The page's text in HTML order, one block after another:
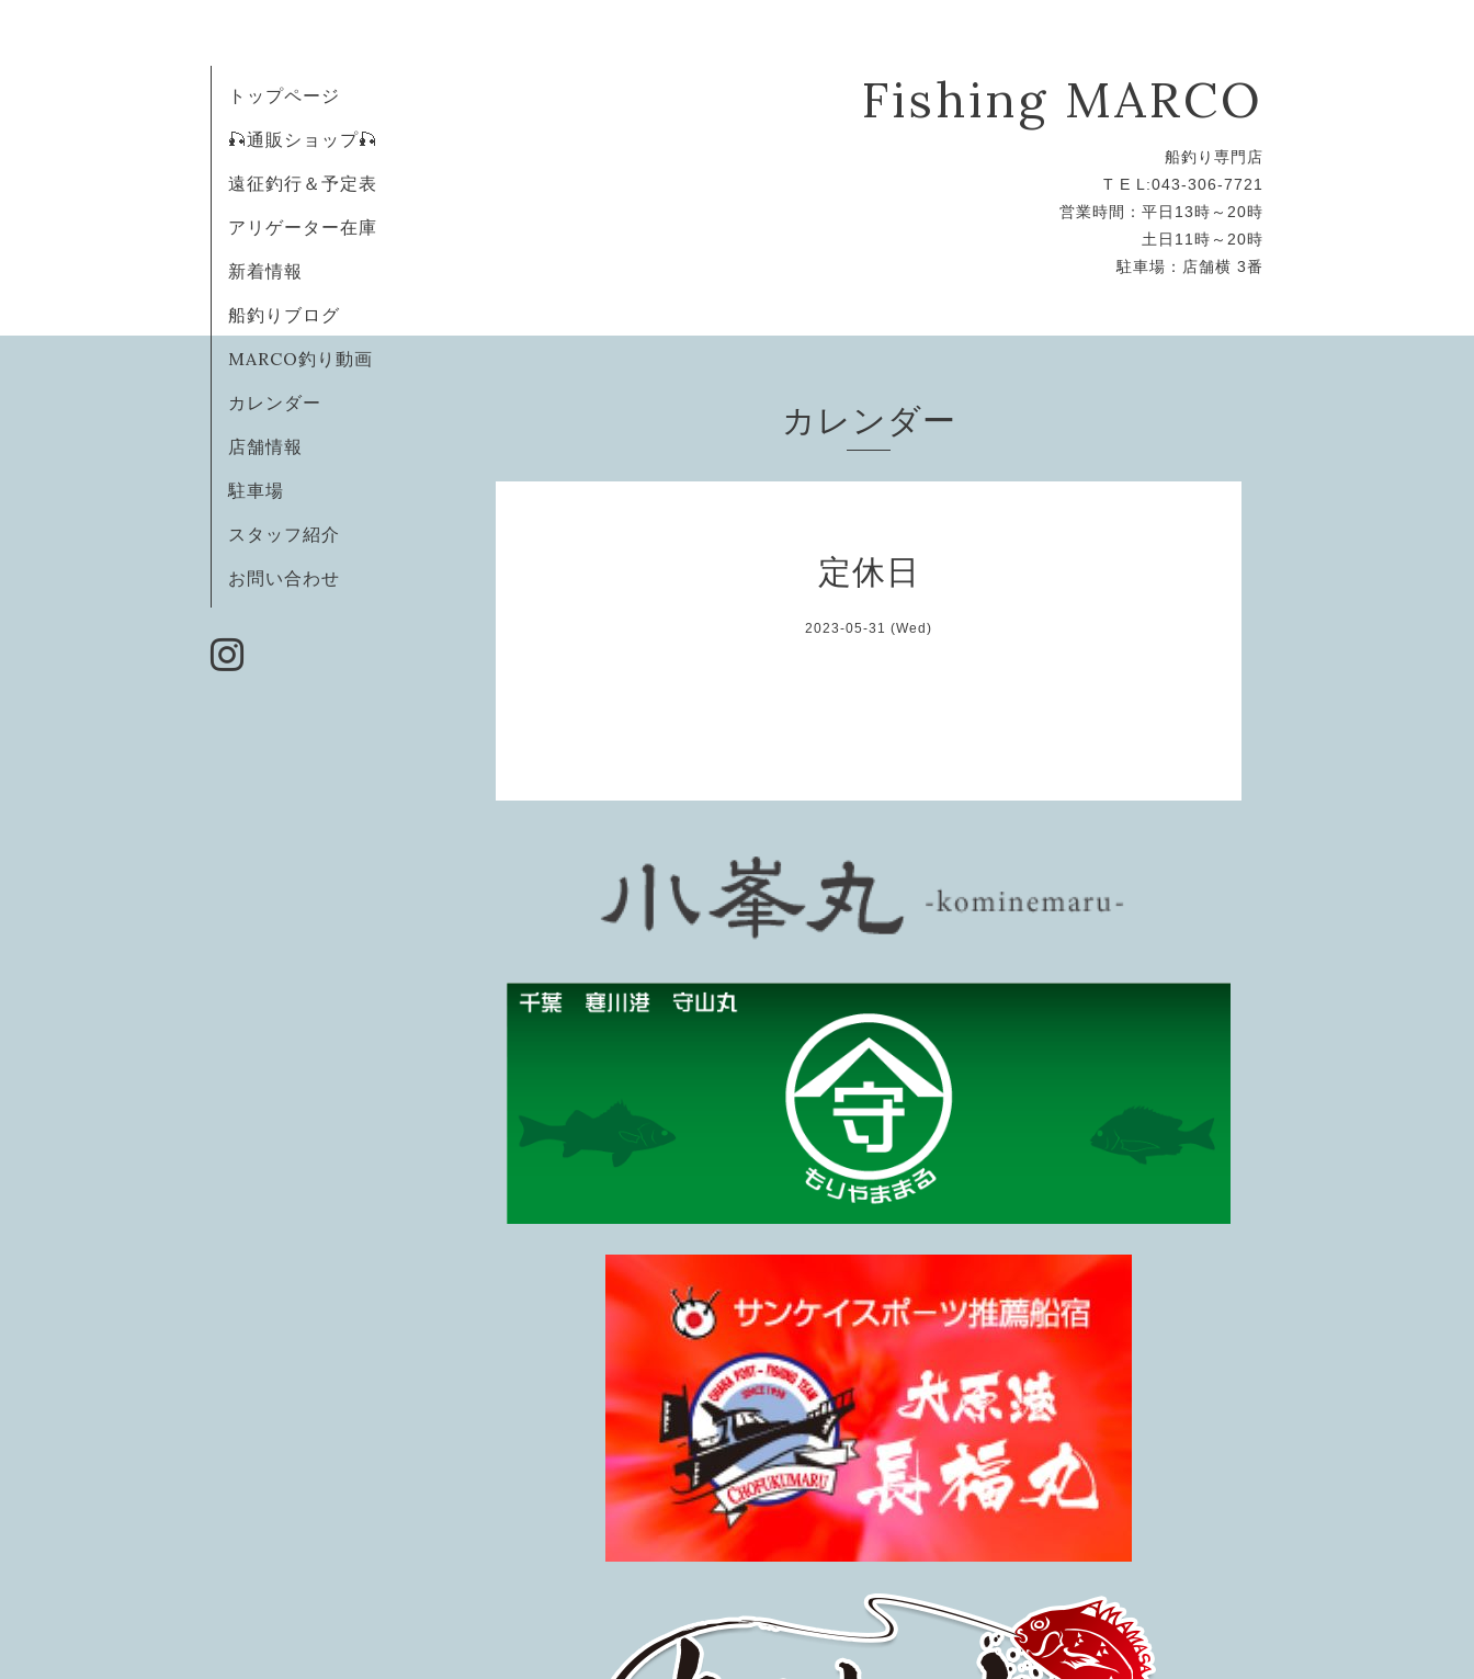
Fishing MARCO
船釣り専門店
T E L:043-306-7721
営業時間：平日13時～20時
土日11時～20時
駐車場：店舗横 3番
トップページ
🎣通販ショップ🎣
遠征釣行＆予定表
アリゲーター在庫
新着情報
船釣りブログ
MARCO釣り動画
カレンダー
店舗情報
駐車場
スタッフ紹介
お問い合わせ
カレンダー
定休日
2023-05-31 (Wed)